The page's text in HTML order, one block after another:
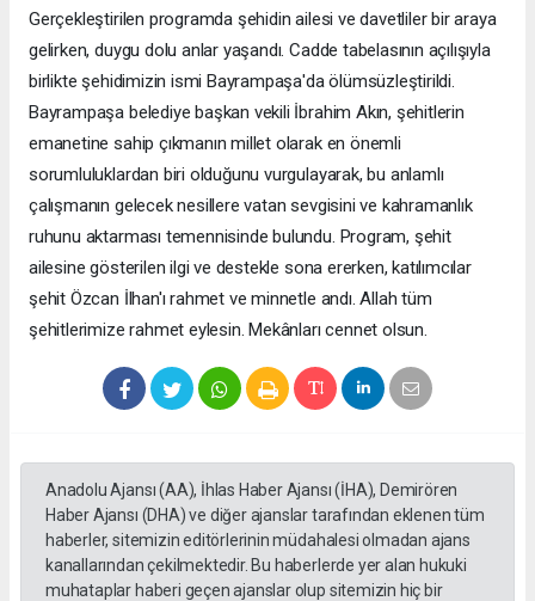
Gerçekleştirilen programda şehidin ailesi ve davetliler bir araya
gelirken, duygu dolu anlar yaşandı. Cadde tabelasının açılışıyla
birlikte şehidimizin ismi Bayrampaşa'da ölümsüzleştirildi.
Bayrampaşa belediye başkan vekili İbrahim Akın, şehitlerin
emanetine sahip çıkmanın millet olarak en önemli
sorumluluklardan biri olduğunu vurgulayarak, bu anlamlı
çalışmanın gelecek nesillere vatan sevgisini ve kahramanlık
ruhunu aktarması temennisinde bulundu. Program, şehit
ailesine gösterilen ilgi ve destekle sona ererken, katılımcılar
şehit Özcan İlhan'ı rahmet ve minnetle andı. Allah tüm
şehitlerimize rahmet eylesin. Mekânları cennet olsun.
Anadolu Ajansı (AA), İhlas Haber Ajansı (İHA), Demirören
Haber Ajansı (DHA) ve diğer ajanslar tarafından eklenen tüm
haberler, sitemizin editörlerinin müdahalesi olmadan ajans
kanallarından çekilmektedir. Bu haberlerde yer alan hukuki
muhataplar haberi geçen ajanslar olup sitemizin hiç bir